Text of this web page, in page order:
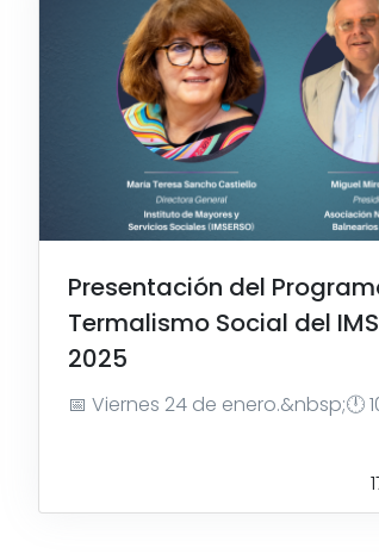
Presentación del
Termalismo Social del
2025
📅 Viernes 24 de enero.&nbsp;🕛